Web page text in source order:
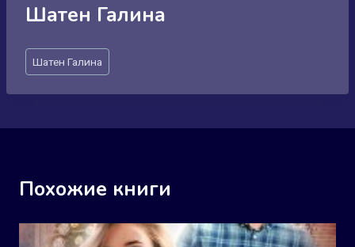
Шатен Галина
Метки
записи:
Шатен Галина
Похожие книги